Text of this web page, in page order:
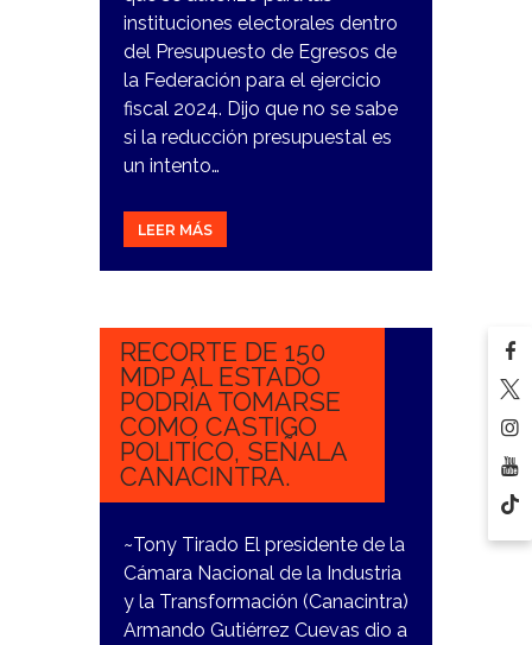
instituciones electorales dentro
del Presupuesto de Egresos de
la Federación para el ejercicio
fiscal 2024. Dijo que no se sabe
si la reducción presupuestal es
un intento…
LEER MÁS
7
RECORTE DE 150
MDP AL ESTADO
PODRÍA TOMARSE
COMO CASTIGO
POLITÍCO, SEÑALA
CANACINTRA.
~Tony Tirado El presidente de la
Cámara Nacional de la Industria
y la Transformación (Canacintra)
Armando Gutiérrez Cuevas dio a